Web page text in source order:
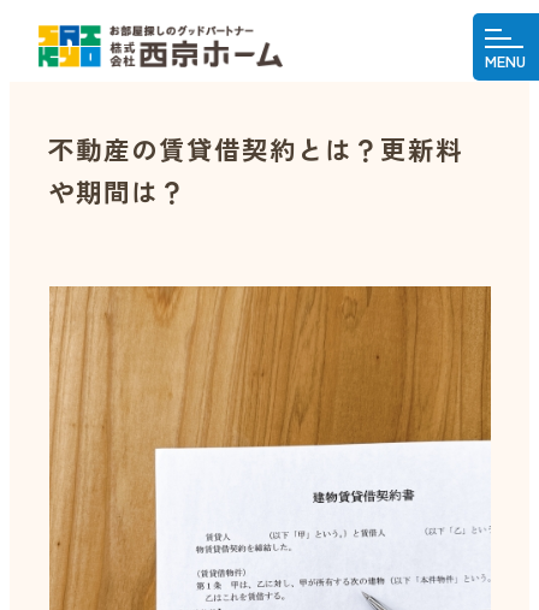
MENU
不動産の賃貸借契約とは？更新料
や期間は？